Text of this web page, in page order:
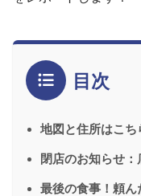
目次
地図と住所はこち
閉店のお知らせ：
最後の食事！頼ん